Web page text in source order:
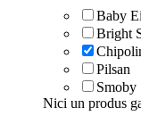
Baby
Bright
Pilsan
Smoby
Nici un produs